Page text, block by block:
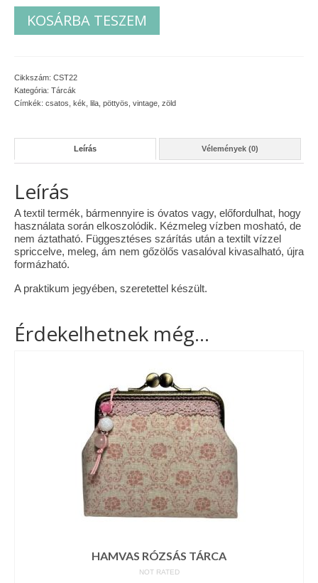
Ellynor története
Adatkezelési tájékoztató
Blog
pöttyös,
nagy
mennyiség
KOSÁRBA TESZEM
Cikkszám: CST22
Kategória: Tárcák
Címkék: csatos kék lila pöttyös vintage zöld
Leírás Vélemények (0)
Leírás
A textil termék, bármennyire is óvatos vagy, előfordulhat, hogy
használata során elkoszolódik. Kézmeleg vízben mosható, de
nem áztatható. Függesztéses szárítás után a textilt vízzel
spriccelve, meleg, ám nem gőzölős vasalóval kivasalható, újra
formázható.
A praktikum jegyében, szeretettel készült.
Érdekelhetnek még…
HAMVAS RÓZSÁS TÁRCA
NOT RATED